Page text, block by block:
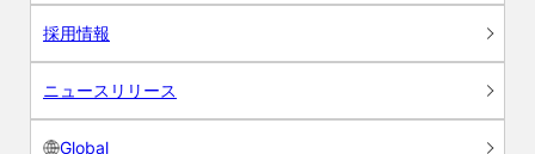
採用情報
ニュースリリース
Global